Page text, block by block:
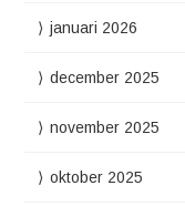
januari 2026
december 2025
november 2025
oktober 2025